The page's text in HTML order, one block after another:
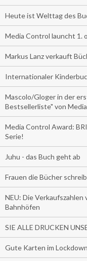
Heute ist Welttag des
Media Control launcht 1.
Markus Lanz verkauft
Internationaler
Mascolo/Gloger in der
Bestsellerliste" von
Media Control Award:
Serie!
Juhu - das Buch geht ab
Frauen die Bücher
NEU: Die
Bahnhöfen
SIE ALLE DRUCKEN
Gute Karten im Lockdown